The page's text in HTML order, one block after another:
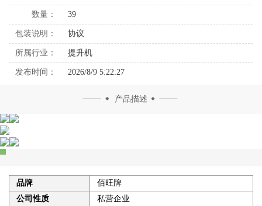
数量： 39
包装说明： 协议
所属行业： 提升机
发布时间： 2026/8/9 5:22:27
产品描述
品牌
佰旺牌
公司性质
私营企业